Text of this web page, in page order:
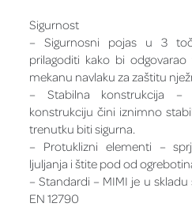
Sigurnost
– Sigurnosni pojas u 3
prilagoditi kako bi
mekanu navlaku za zaštitu
– Stabilna konstrukcija
konstrukciju čini iznimno
trenutku biti sigurna.
– Protuklizni elementi –
ljuljanja i štite pod od
– Standardi – MIMI je u
EN 12790